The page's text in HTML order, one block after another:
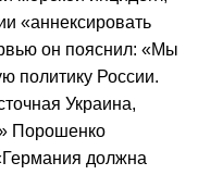
«аннексировать
он пояснил: «Мы
политику России.
Украина,
Порошенко
должна